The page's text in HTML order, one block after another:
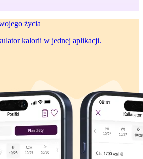
życia
kalorii w jednej aplikacji.